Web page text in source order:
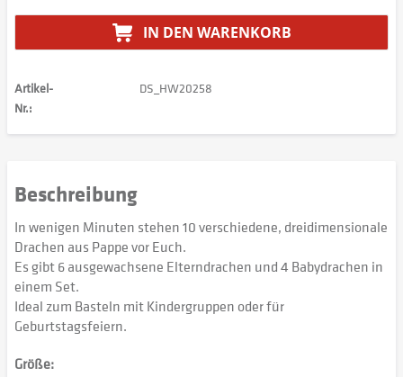
IN DEN WARENKORB
Artikel-
Nr.:
DS_HW20258
Beschreibung
In wenigen Minuten stehen 10 verschiedene, dreidimensionale
Drachen aus Pappe vor Euch.
Es gibt 6 ausgewachsene Elterndrachen und 4 Babydrachen in
einem Set.
Ideal zum Basteln mit Kindergruppen oder für
Geburtstagsfeiern.
Größe: